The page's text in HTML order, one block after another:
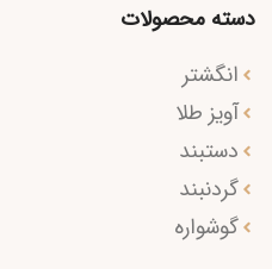
دسته محصولات
انگشتر
آویز طلا
دستبند
گردنبند
گوشواره